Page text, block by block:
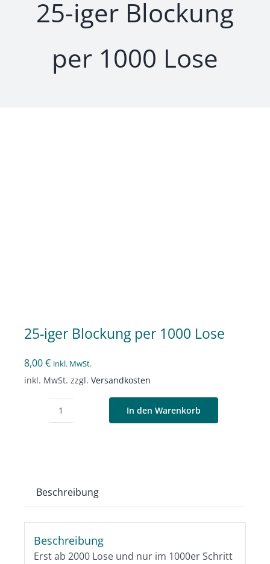
Preise
Sonderwünsche
25-iger Blockung
per 1000 Lose
25-iger Blockung per 1000 Lose
8,00€ inkl. MwSt.
inkl. MwSt. zzgl. Versandkosten
25-
1000
Menge
In den Warenkorb
Beschreibung
Beschreibung
Erst ab 2000 Lose und nur im 1000er Schritt